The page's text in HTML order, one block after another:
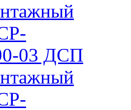
03 ДСП